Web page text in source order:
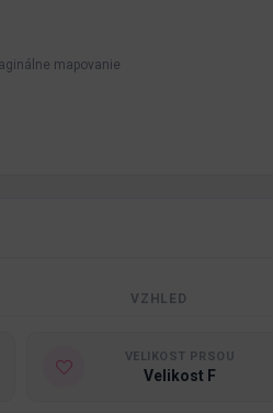
mapovanie
VZHLED
VELIKOST PRSOU
Velikost F